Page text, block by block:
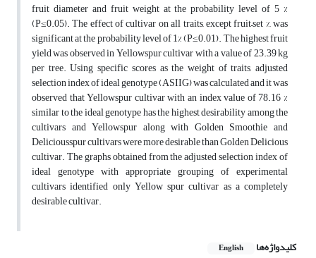
fruit diameter and fruit weight at the probability level of 5 %
(P≤0.05). The effect of cultivar on all traits, except fruit–set %, was
significant at the probability level of 1% (P≤0.01). The highest fruit
yield was observed in Yellowspur cultivar with a value of 23.39 kg
per tree. Using specific scores as the weight of traits, adjusted
selection index of ideal genotype (ASIIG) was calculated and it was
observed that Yellowspur cultivar with an index value of 78.16 %
similar to the ideal genotype has the highest desirability among the
cultivars and Yellowspur along with Golden Smoothie and
Deliciousspur cultivars were more desirable than Golden Delicious
cultivar. The graphs obtained from the adjusted selection index of
ideal genotype with appropriate grouping of experimental
cultivars identified only Yellow spur cultivar as a completely
desirable cultivar.
کلیدواژه‌ها English